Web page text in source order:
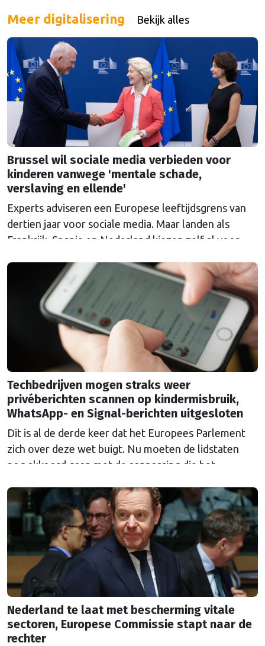
Meer digitalisering Bekijk alles
Brussel wil sociale media verbieden voor
kinderen vanwege 'mentale schade,
verslaving en ellende'
Experts adviseren een Europese leeftijdsgrens van
dertien jaar voor sociale media. Maar landen als
Frankrijk, Spanje en Nederland kiezen zelf al voor
Techbedrijven mogen straks weer
privéberichten scannen op kindermisbruik,
WhatsApp- en Signal-berichten uitgesloten
Dit is al de derde keer dat het Europees Parlement
zich over deze wet buigt. Nu moeten de lidstaten
nog akkoord gaan met de aanpassing die het
Nederland te laat met bescherming vitale
sectoren, Europese Commissie stapt naar de
rechter